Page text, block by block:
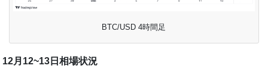
BTC/USD 4時間足
12月12~13日相場状況